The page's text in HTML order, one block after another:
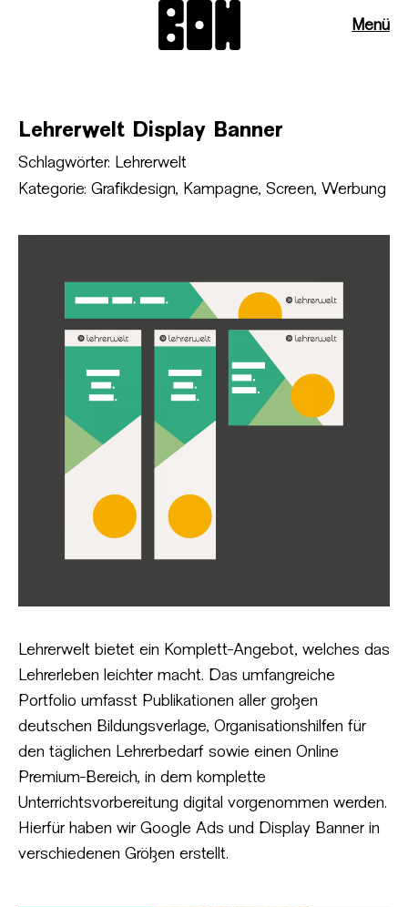
Menü
Lehrerwelt Display Banner
Schlagwörter: Lehrerwelt
Kategorie: Grafikdesign, Kampagne, Screen, Werbung
Lehrerwelt bietet ein Komplett-Angebot, welches das
Lehrerleben leichter macht. Das umfangreiche
Portfolio umfasst Publikationen aller großen
deutschen Bildungsverlage, Organisationshilfen für
den täglichen Lehrerbedarf sowie einen Online
Premium-Bereich, in dem komplette
Unterrichtsvorbereitung digital vorgenommen werden.
Hierfür haben wir Google Ads und Display Banner in
verschiedenen Größen erstellt.